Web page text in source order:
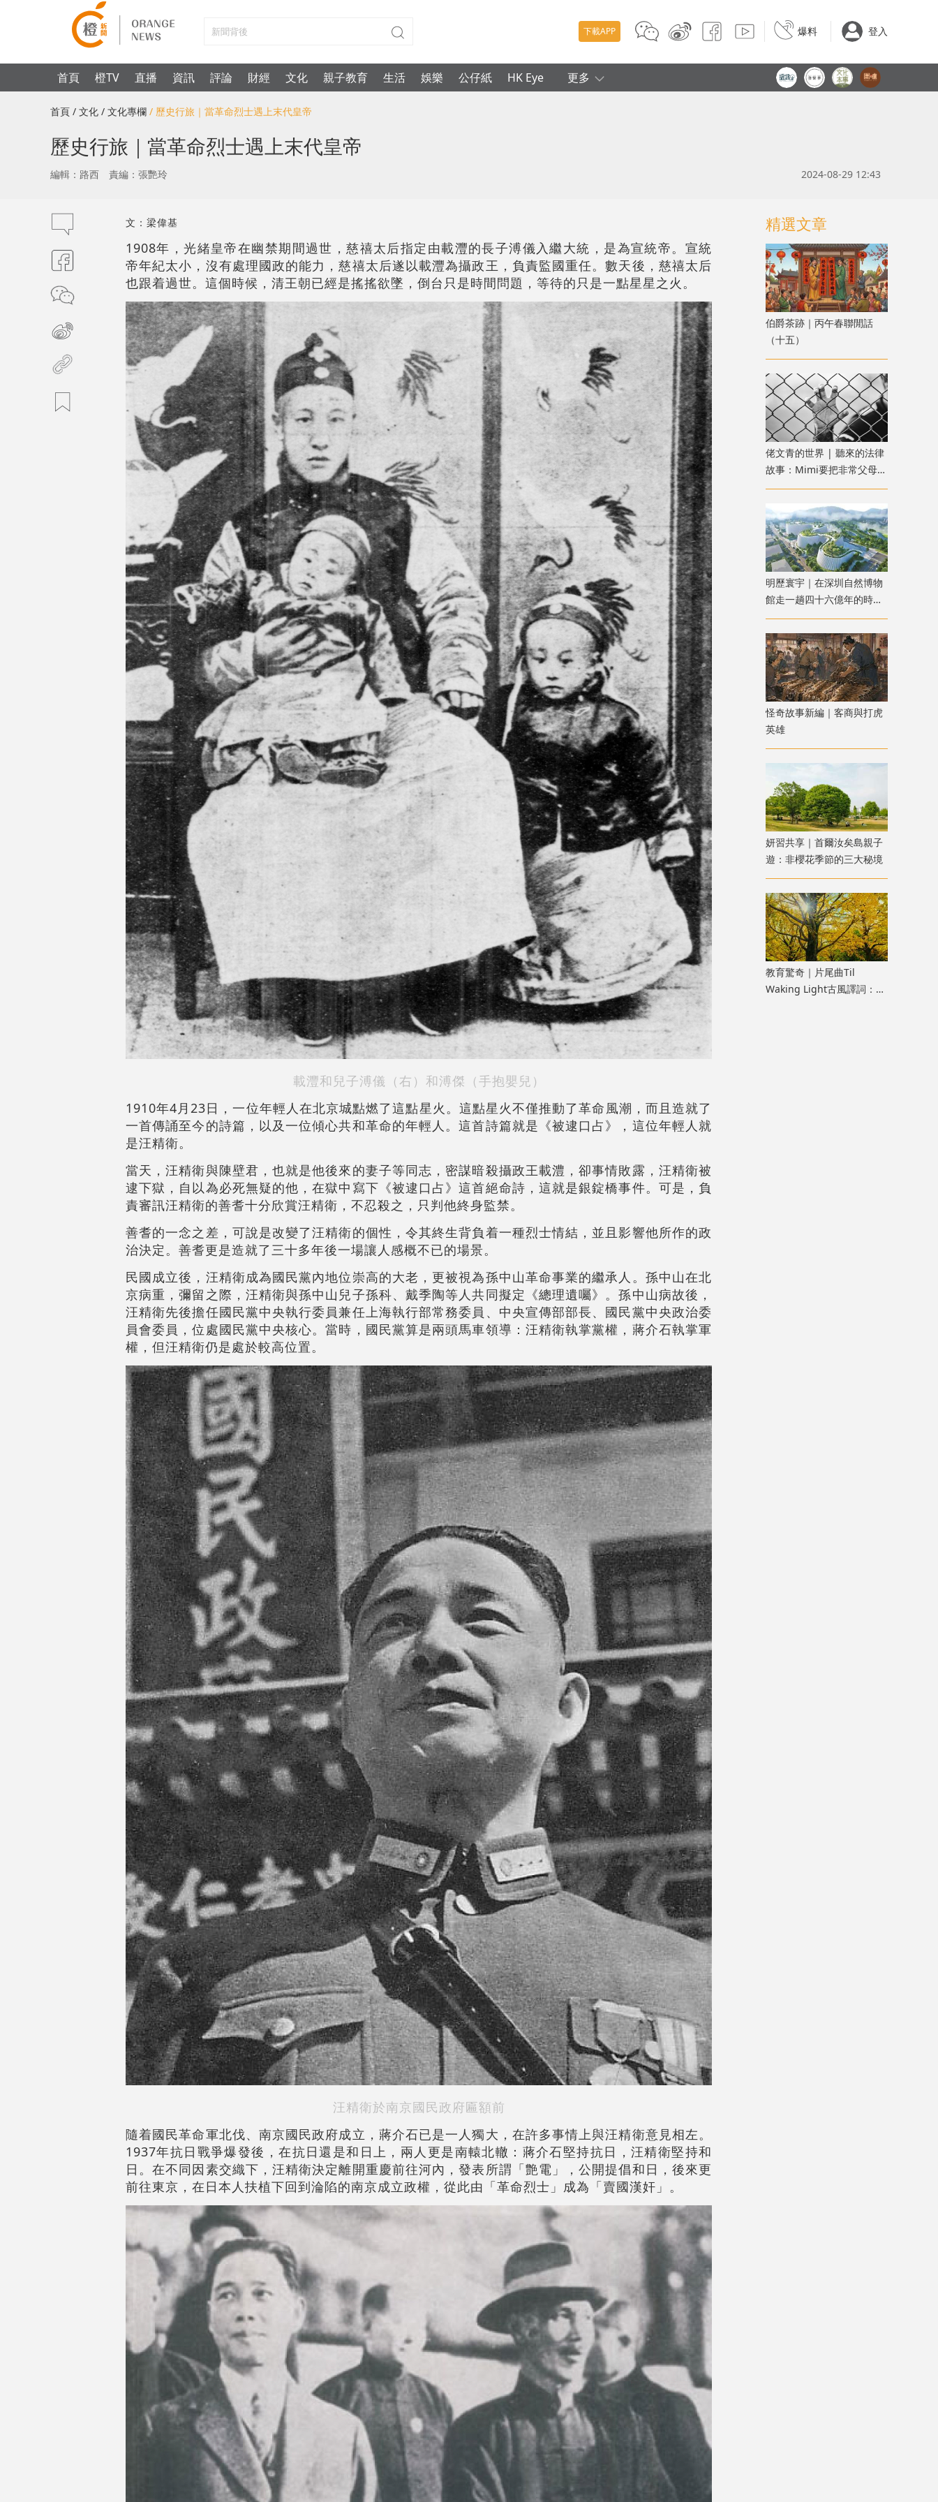
下載APP 爆料 登入
首頁 橙TV 直播 資訊 評論 財經 文化 親子教育 生活 娛樂 公仔紙 HK Eye 更多
首頁 / 文化 / 文化專欄 / 歷史行旅｜當革命烈士遇上末代皇帝
歷史行旅｜當革命烈士遇上末代皇帝
編輯：路西 責編：張艷玲 2024-08-29 12:43
文：梁偉基
1908年，光緒皇帝在幽禁期間過世，慈禧太后指定由載灃的長子溥儀入繼大統，是為宣統帝。宣統
帝年紀太小，沒有處理國政的能力，慈禧太后遂以載灃為攝政王，負責監國重任。數天後，慈禧太后
也跟着過世。這個時候，清王朝已經是搖搖欲墜，倒台只是時間問題，等待的只是一點星星之火。
載灃和兒子溥儀（右）和溥傑（手抱嬰兒）
1910年4月23日，一位年輕人在北京城點燃了這點星火。這點星火不僅推動了革命風潮，而且造就了
一首傳誦至今的詩篇，以及一位傾心共和革命的年輕人。這首詩篇就是《被逮口占》，這位年輕人就
是汪精衛。
當天，汪精衛與陳壁君，也就是他後來的妻子等同志，密謀暗殺攝政王載澧，卻事情敗露，汪精衛被
逮下獄，自以為必死無疑的他，在獄中寫下《被逮口占》這首絕命詩，這就是銀錠橋事件。可是，負
責審訊汪精衛的善耆十分欣賞汪精衛，不忍殺之，只判他終身監禁。
善耆的一念之差，可說是改變了汪精衛的個性，令其終生背負着一種烈士情結，並且影響他所作的政
治決定。善耆更是造就了三十多年後一場讓人感概不已的場景。
民國成立後，汪精衛成為國民黨內地位崇高的大老，更被視為孫中山革命事業的繼承人。孫中山在北
京病重，彌留之際，汪精衛與孫中山兒子孫科、戴季陶等人共同擬定《總理遺囑》。孫中山病故後，
汪精衛先後擔任國民黨中央執行委員兼任上海執行部常務委員、中央宣傳部部長、國民黨中央政治委
員會委員，位處國民黨中央核心。當時，國民黨算是兩頭馬車領導：汪精衛執掌黨權，蔣介石執掌軍
權，但汪精衛仍是處於較高位置。
汪精衛於南京國民政府匾額前
隨着國民革命軍北伐、南京國民政府成立，蔣介石已是一人獨大，在許多事情上與汪精衛意見相左。
1937年抗日戰爭爆發後，在抗日還是和日上，兩人更是南轅北轍：蔣介石堅持抗日，汪精衛堅持和
日。在不同因素交織下，汪精衛決定離開重慶前往河內，發表所謂「艶電」，公開提倡和日，後來更
前往東京，在日本人扶植下回到淪陷的南京成立政權，從此由「革命烈士」成為「賣國漢奸」。
精選文章
伯爵茶跡｜丙午春聯閒話
（十五）
佬文青的世界 | 聽來的法律
故事：Mimi要把非常父母送
進監獄：惡魔父母？還是邪
明歷寰宇｜在深圳自然博物
館走一趟四十六億年的時空
之旅
怪奇故事新編｜客商與打虎
英雄
妍習共享｜首爾汝矣島親子
遊：非櫻花季節的三大秘境
教育驚奇｜片尾曲Til
Waking Light古風譯詞：